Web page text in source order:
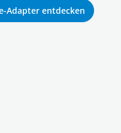
Adapter entdecken